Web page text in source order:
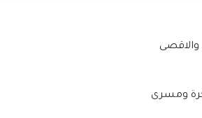
والاقصى
ومسرى